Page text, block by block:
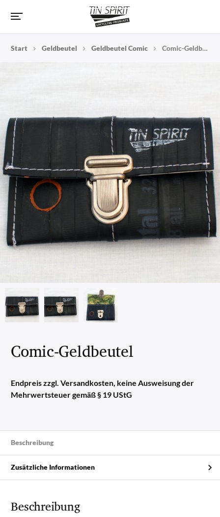
Start Geldbeutel Geldbeutel Comic Comic-Geldbeutel
Comic-Geldbeutel
Endpreis zzgl. Versandkosten, keine Ausweisung der
Mehrwertsteuer gemäß § 19 UStG
Beschreibung
Zusätzliche Informationen
Beschreibung